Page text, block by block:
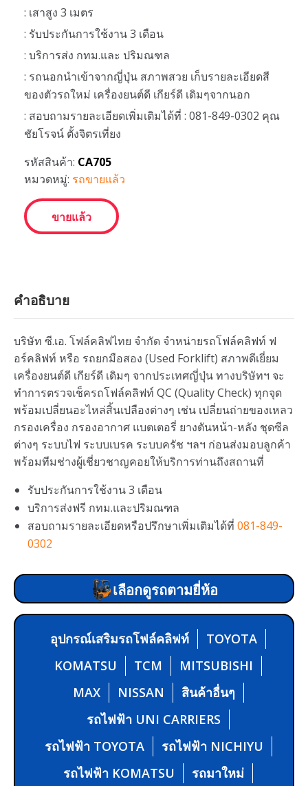
: เสาสูง 3 เมตร
: รับประกันการใช้งาน 3 เดือน
: บริการส่ง กทม.และ ปริมณฑล
: รถนอกนำเข้าจากญี่ปุ่น สภาพสวย เก็บรายละเอียดสี
ของตัวรถใหม่ เครื่องยนต์ดี เกียร์ดี เดิมๆจากนอก
: สอบถามรายละเอียดเพิ่มเติมได้ที่ : 081-849-0302 คุณ
ชัยโรจน์ ตั้งจิตรเที่ยง
รหัสสินค้า: CA705
หมวดหมู่: รถขายแล้ว
ขายแล้ว
คำอธิบาย
บริษัท ซี.เอ. โฟล์คลิฟไทย จำกัด จำหน่ายรถโฟล์คลิฟท์ ฟ
อร์คลิฟท์ หรือ รถยกมือสอง (Used Forklift) สภาพดีเยี่ยม
เครื่องยนต์ดี เกียร์ดี เดิมๆ จากประเทศญี่ปุ่น ทางบริษัทฯ จะ
ทำการตรวจเช็ครถโฟล์คลิฟท์ QC (Quality Check) ทุกจุด
พร้อมเปลี่ยนอะไหล่สิ้นเปลืองต่างๆ เช่น เปลี่ยนถ่ายของเหลว
กรองเครื่อง กรองอากาศ แบตเตอรี่ ยางตันหน้า-หลัง ชุดซีล
ต่างๆ ระบบไฟ ระบบเบรค ระบบครัช ฯลฯ ก่อนส่งมอบลูกค้า
พร้อมทีมช่างผู้เชี่ยวชาญคอยให้บริการท่านถึงสถานที่
รับประกันการใช้งาน 3 เดือน
บริการส่งฟรี กทม.และปริมณฑล
สอบถามรายละเอียดหรือปรึกษาเพิ่มเติมได้ที่ 081-849-
0302
เลือกดูรถตามยี่ห้อ
อุปกรณ์เสริมรถโฟล์คลิฟท์
TOYOTA
KOMATSU
TCM
MITSUBISHI
MAX
NISSAN
สินค้าอื่นๆ
รถไฟฟ้า UNI CARRIERS
รถไฟฟ้า TOYOTA
รถไฟฟ้า NICHIYU
รถไฟฟ้า KOMATSU
รถมาใหม่